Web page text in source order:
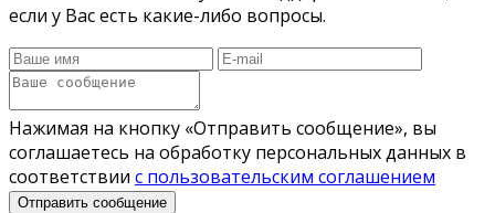
если у Вас есть какие-либо вопросы.
Нажимая на кнопку «Отправить сообщение», вы
соглашаетесь на обработку персональных данных в
соответствии с пользовательским соглашением
Отправить сообщение